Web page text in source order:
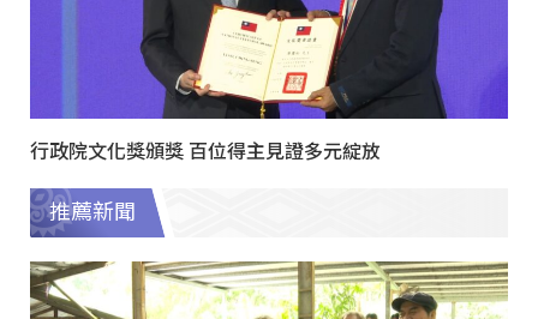
行政院文化獎頒獎 百位得主見證多元綻放
推薦新聞